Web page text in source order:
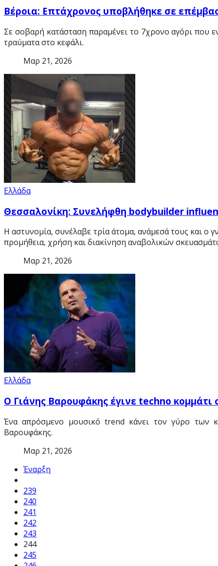
Βέροια: Επτάχρονος υποβλήθηκε σε
Σε σοβαρή κατάσταση παραμένει το 7χρονο αγόρι που
τραύματα στο κεφάλι.
Μαρ 21, 2026
Ελλάδα
Θεσσαλονίκη: Συνελήφθη bodybuilder
Η αστυνομία, συνέλαβε τρία άτομα, ανάμεσά τους και
προμήθεια, χρήση και διακίνηση αναβολικών
Μαρ 21, 2026
Ελλάδα
Ο Γιάνης Βαρουφάκης έγινε techno
Ένα απρόσμενο μουσικό trend κάνει τον γύρο των
Βαρουφάκης.
Μαρ 21, 2026
Έναρξη
239
240
241
242
243
244
245